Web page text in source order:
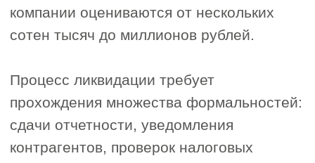
спорам и признанию договора
3 Юридические риски
продавать через подставных лиц
могут привести к уголовной
ответственности.
4
Финансовые потери
продешевить бизнес или